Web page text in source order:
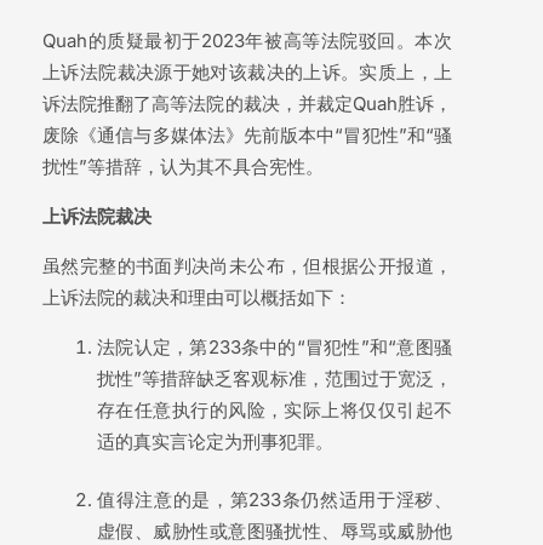
Quah的质疑最初于2023年被高等法院驳回。本次
上诉法院裁决源于她对该裁决的上诉。实质上，上
诉法院推翻了高等法院的裁决，并裁定Quah胜诉，
废除《通信与多媒体法》先前版本中“冒犯性”和“骚
扰性”等措辞，认为其不具合宪性。
上诉法院裁决
虽然完整的书面判决尚未公布，但根据公开报道，
上诉法院的裁决和理由可以概括如下：
法院认定，第233条中的“冒犯性”和“意图骚
扰性”等措辞缺乏客观标准，范围过于宽泛，
存在任意执行的风险，实际上将仅仅引起不
适的真实言论定为刑事犯罪。
值得注意的是，第233条仍然适用于淫秽、
虚假、威胁性或意图骚扰性、辱骂或威胁他